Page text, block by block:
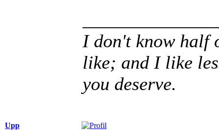
I don't know half
like; and I like
you deserve.
Upp